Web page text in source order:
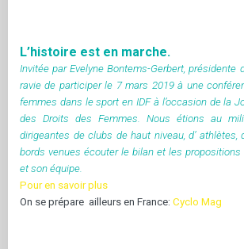
L’histoire est en marche.
Invitée par Evelyne Bontems-Gerbert, présidente
ravie de participer le 7 mars 2019 à une
femmes dans le sport en IDF à l’occasion de la
des Droits des Femmes. Nous étions au
dirigeantes de clubs de haut niveau, d’ athlètes,
bords venues écouter le bilan et les
et son équipe.
Pour en savoir plus
On se prépare ailleurs en France: Cyclo Mag